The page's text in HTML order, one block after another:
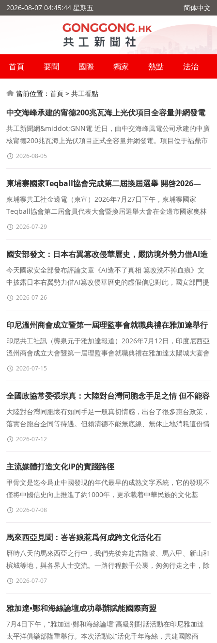
2026-08-07 04:45:44 星期五 简体中文
首頁 要聞 國際 獨家 熱點 法治
當前位置：首頁 >共工看點
中交海峰承建的甯德200兆瓦海上光伏項目全容量并網發電
共工新聞網&middot;GNN電 近日，由中交海峰風電公司承建的中廣
核甯德200兆瓦海上光伏項目正式全容量并網發電。項目位于福鼎市
太姥山鎮甯德核電站水域，利用核電基地既有海域資
2026-08-05
柬埔寨國家Teqball協會完成第二屆換屆選舉 開啓2026—
2030發展新征程
柬埔寨共工社金邊電（柬宣）2026年7月27日下午，柬埔寨國家
Teqball協會第二屆會員代表大會暨換屆選舉大會在金邊市國家奧林
匹克大廈一層會議大廳隆重舉行。大會總結協會首屆工作
2026-07-29
國安部發文：日本右翼篡改侵華曆史，嚴防境外勢力借AI造
假
今天國家安全部發布評論文章《AI造不了真相 篡改洗不掉血痕》文
中披露日本右翼勢力借AI篡改侵華曆史的虛假信息對此，國安部門提
醒要嚴防倒灌我國，污染大模型數據日右翼勢力通
2026-07-26
印尼溫州商會成立暨第一屆理監事會就職典禮在雅加達舉行
印尼共工社訊（龔泉元于雅加達報道）2026年7月12日，印度尼西亞
溫州商會成立大會暨第一屆理監事會就職典禮在雅加達太陽城大宴會
廳隆重舉行。印尼政府官員、溫州市相關部門代表
2026-07-15
全國政協常委張宗真：大陸對台灣同胞念手足之情 但不能容
忍賴清德認賊作父
大陸對台灣同胞懷有如同手足一般真切情感，出台了很多惠台政策，
落實台胞台企同等待遇。但賴清德不能無底線、無休止地消耗這份情
誼，持續抛出各類極端“台獨”言論尋釁滋事
2026-07-12
主流媒體打造文化IP的實踐路徑
甲骨文是迄今爲止中國發現的年代最早的成熟文字系統，它的發現不
僅将中國信史向上推進了約1000年，更承載着中華民族的文化基
因。但因爲甲骨文距今年代久遠、識别難度大、長期遠
2026-07-08
馬來西亞見聞：峇峇娘惹爲何成跨文化活化石
曆時八天的馬來西亞之行中，我們先後奔赴吉隆坡、馬六甲、新山和
槟城等地，與各界人士交流。一路行程數千公裏，匆匆行走之中，除
了感受美麗的東南亞自然風情，更多體味到馬來西亞多元
2026-07-07
雅加達•鄭和海絲論壇成功舉辦賦能國際商盟
7月4日下午，“雅加達·鄭和海絲論壇”高級别對話活動在印尼雅加達
太平洋俱樂部隆重舉行。本次活動以“活化千年海絲，共建國際商